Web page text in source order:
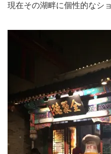
現在その湖畔に個性的なシ